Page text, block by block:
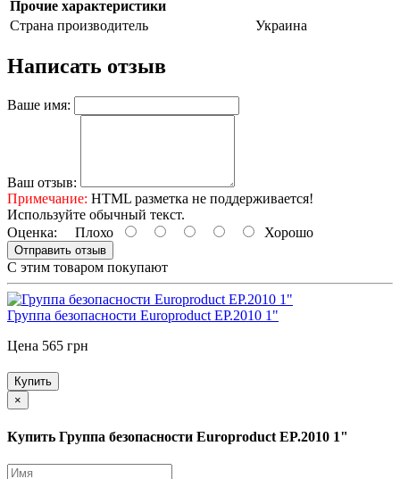
Прочие характеристики
Страна производитель
Украина
Написать отзыв
Ваше имя:
Ваш отзыв:
Примечание: HTML разметка не поддерживается!
Используйте обычный текст.
Оценка: Плохо Хорошо
Отправить отзыв
С этим товаром покупают
Группа безопасности Europroduct EP.2010 1"
Цена 565 грн
Купить
×
Купить Группа безопасности Europroduct EP.2010 1"